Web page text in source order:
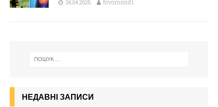
26.04.2025 fcvomond1
НЕДАВНІ ЗАПИСИ